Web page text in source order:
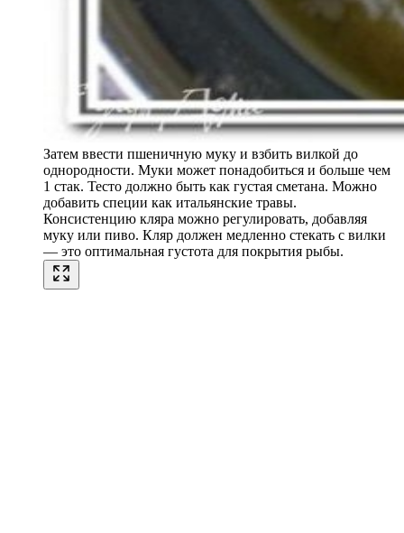
Затем ввести пшеничную муку и взбить вилкой до
однородности. Муки может понадобиться и больше чем
1 стак. Тесто должно быть как густая сметана. Можно
добавить специи как итальянские травы.
Консистенцию кляра можно регулировать, добавляя
муку или пиво. Кляр должен медленно стекать с вилки
— это оптимальная густота для покрытия рыбы.